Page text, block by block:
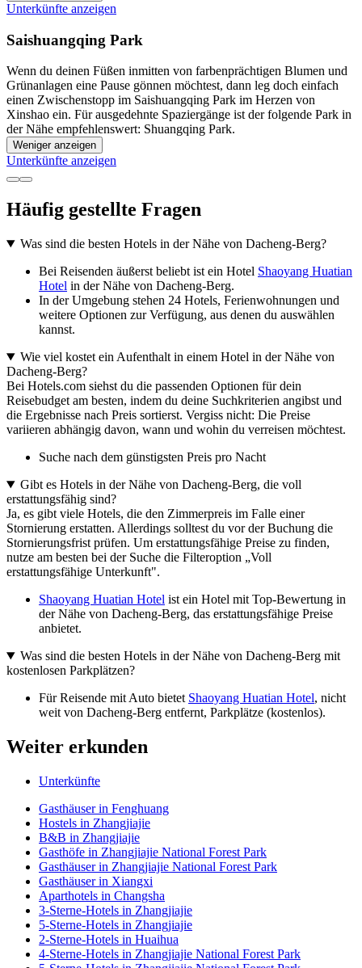
Unterkünfte anzeigen
Saishuangqing Park
Wenn du deinen Füßen inmitten von farbenprächtigen Blumen und
Grünanlagen eine Pause gönnen möchtest, dann leg doch einfach
einen Zwischenstopp im Saishuangqing Park im Herzen von
Xinshao ein. Für ausgedehnte Spaziergänge ist der folgende Park in
der Nähe empfehlenswert: Shuangqing Park.
Weniger anzeigen
Unterkünfte anzeigen
Häufig gestellte Fragen
Was sind die besten Hotels in der Nähe von Dacheng-Berg?
Bei Reisenden äußerst beliebt ist ein Hotel Shaoyang Huatian
Hotel in der Nähe von Dacheng-Berg.
In der Umgebung stehen 24 Hotels, Ferienwohnungen und
weitere Optionen zur Verfügung, aus denen du auswählen
kannst.
Wie viel kostet ein Aufenthalt in einem Hotel in der Nähe von
Dacheng-Berg?
Bei Hotels.com siehst du die passenden Optionen für dein
Reisebudget am besten, indem du deine Suchkriterien angibst und
die Ergebnisse nach Preis sortierst. Vergiss nicht: Die Preise
variieren abhängig davon, wann und wohin du verreisen möchtest.
Suche nach dem günstigsten Preis pro Nacht
Gibt es Hotels in der Nähe von Dacheng-Berg, die voll
erstattungsfähig sind?
Ja, es gibt viele Hotels, die den Zimmerpreis im Falle einer
Stornierung erstatten. Allerdings solltest du vor der Buchung die
Stornierungsfrist prüfen. Um erstattungsfähige Preise zu finden,
nutze am besten bei der Suche die Filteroption „Voll
erstattungsfähige Unterkunft".
Shaoyang Huatian Hotel ist ein Hotel mit Top-Bewertung in
der Nähe von Dacheng-Berg, das erstattungsfähige Preise
anbietet.
Was sind die besten Hotels in der Nähe von Dacheng-Berg mit
kostenlosen Parkplätzen?
Für Reisende mit Auto bietet Shaoyang Huatian Hotel, nicht
weit von Dacheng-Berg entfernt, Parkplätze (kostenlos).
Weiter erkunden
Unterkünfte
Gasthäuser in Fenghuang
Hostels in Zhangjiajie
B&B in Zhangjiajie
Gasthöfe in Zhangjiajie National Forest Park
Gasthäuser in Zhangjiajie National Forest Park
Gasthäuser in Xiangxi
Aparthotels in Changsha
3-Sterne-Hotels in Zhangjiajie
5-Sterne-Hotels in Zhangjiajie
2-Sterne-Hotels in Huaihua
4-Sterne-Hotels in Zhangjiajie National Forest Park